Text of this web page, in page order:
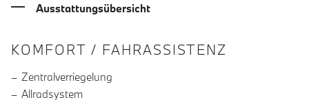
Ausstattungsübersicht
INFORMATIONEN ÜBER DIE
KOMFORT / FAHRASSISTENZ
Zentralverriegelung
Allradsystem